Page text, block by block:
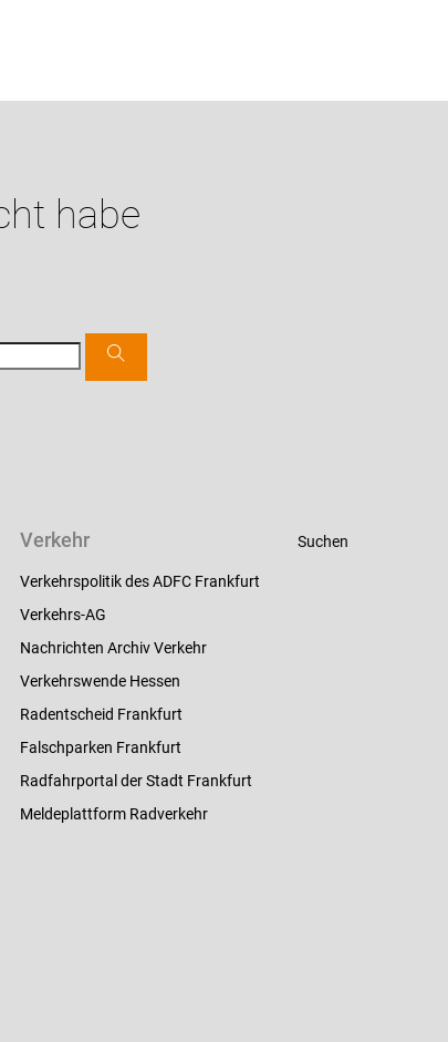
habe
Verkehr
Verkehrspolitik des ADFC Frankfurt
Verkehrs-AG
Nachrichten Archiv Verkehr
Verkehrswende Hessen
Radentscheid Frankfurt
Falschparken Frankfurt
Radfahrportal der Stadt Frankfurt
Meldeplattform Radverkehr
Suchen